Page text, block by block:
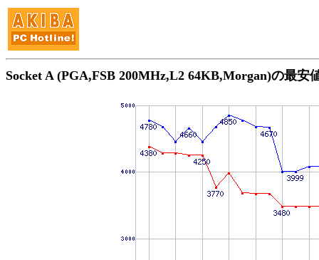
Socket A (PGA,FSB 200MHz,L2 64KB,Morgan)の最安